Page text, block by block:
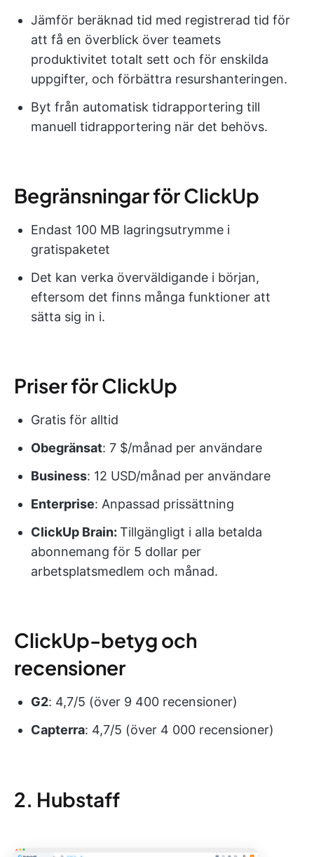
Jämför beräknad tid med registrerad tid för
att få en överblick över teamets
produktivitet totalt sett och för enskilda
uppgifter, och förbättra resurshanteringen.
Byt från automatisk tidrapportering till
manuell tidrapportering när det behövs.
Begränsningar för ClickUp
Endast 100 MB lagringsutrymme i
gratispaketet
Det kan verka överväldigande i början,
eftersom det finns många funktioner att
sätta sig in i.
Priser för ClickUp
Gratis för alltid
Obegränsat: 7 $/månad per användare
Business: 12 USD/månad per användare
Enterprise: Anpassad prissättning
ClickUp Brain: Tillgängligt i alla betalda
abonnemang för 5 dollar per
arbetsplatsmedlem och månad.
ClickUp-betyg och
recensioner
G2: 4,7/5 (över 9 400 recensioner)
Capterra: 4,7/5 (över 4 000 recensioner)
2. Hubstaff